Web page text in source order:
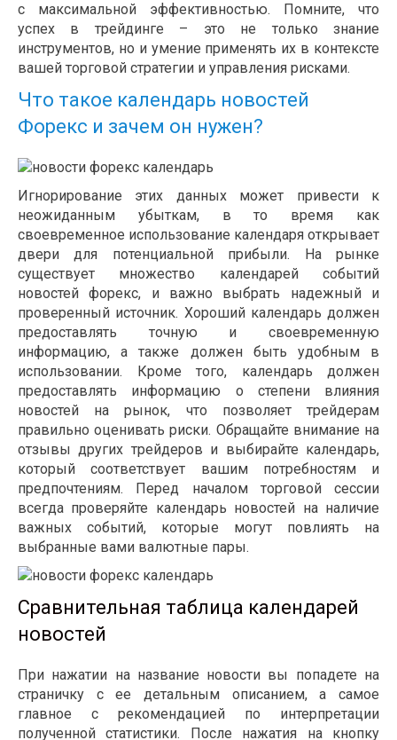
с максимальной эффективностью. Помните, что
успех в трейдинге – это не только знание
инструментов, но и умение применять их в контексте
вашей торговой стратегии и управления рисками.
Что такое календарь новостей
Форекс и зачем он нужен?
Игнорирование этих данных может привести к
неожиданным убыткам, в то время как
своевременное использование календаря открывает
двери для потенциальной прибыли. На рынке
существует множество календарей событий
новостей форекс, и важно выбрать надежный и
проверенный источник. Хороший календарь должен
предоставлять точную и своевременную
информацию, а также должен быть удобным в
использовании. Кроме того, календарь должен
предоставлять информацию о степени влияния
новостей на рынок, что позволяет трейдерам
правильно оценивать риски. Обращайте внимание на
отзывы других трейдеров и выбирайте календарь,
который соответствует вашим потребностям и
предпочтениям. Перед началом торговой сессии
всегда проверяйте календарь новостей на наличие
важных событий, которые могут повлиять на
выбранные вами валютные пары.
Сравнительная таблица календарей
новостей
При нажатии на название новости вы попадете на
страничку с ее детальным описанием, а самое
главное с рекомендацией по интерпретации
полученной статистики. После нажатия на кнопку